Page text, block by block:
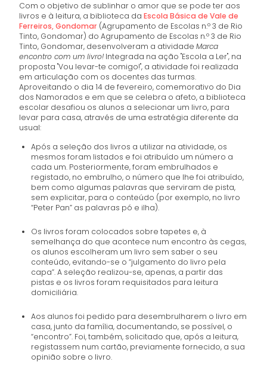
Com o objetivo de sublinhar o amor que se pode ter aos
livros e à leitura, a biblioteca daEscola Básica de Vale de
Ferreiros, Gondomar (Agrupamento de Escolas n.º 3 de Rio
Tinto, Gondomar) do Agrupamento de Escolas n.º 3 de Rio
Tinto, Gondomar, desenvolveram a atividadeMarca
encontro com um livro! Integrada na ação "Escola a Ler", na
proposta "Vou levar-te comigo!", a atividade foi realizada
em articulação com os docentes das turmas.
Aproveitando o dia 14 de fevereiro, comemorativo do Dia
dos Namorados e em que se celebra o afeto, a biblioteca
escolar desafiou os alunos a selecionar um livro, para
levar para casa, através de uma estratégia diferente da
usual:
Após a seleção dos livros a utilizar na atividade, os
mesmos foram listados e foi atribuído um número a
cada um. Posteriormente, foram embrulhados e
registado, no embrulho, o número que lhe foi atribuído,
bem como algumas palavras que serviram de pista,
sem explicitar, para o conteúdo (por exemplo, no livro
“Peter Pan” as palavras pó e ilha).
Os livros foram colocados sobre tapetes e, à
semelhança do que acontece num encontro às cegas,
os alunos escolheram um livro sem saber o seu
conteúdo, evitando-se o “julgamento do livro pela
capa”. A seleção realizou-se, apenas, a partir das
pistas e os livros foram requisitados para leitura
domiciliária.
Aos alunos foi pedido para desembrulharem o livro em
casa, junto da família, documentando, se possível, o
“encontro”. Foi, também, solicitado que, após a leitura,
registassem num cartão, previamente fornecido, a sua
opinião sobre o livro.